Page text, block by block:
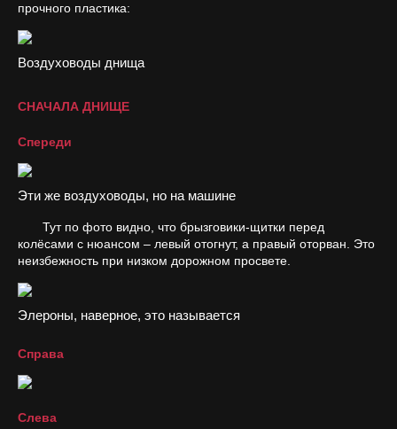
прочного пластика:
Воздуховоды днища
СНАЧАЛА ДНИЩЕ
Спереди
Эти же воздуховоды, но на машине
Тут по фото видно, что брызговики-щитки перед
колёсами с нюансом – левый отогнут, а правый оторван. Это
неизбежность при низком дорожном просвете.
Элероны, наверное, это называется
Справа
Слева